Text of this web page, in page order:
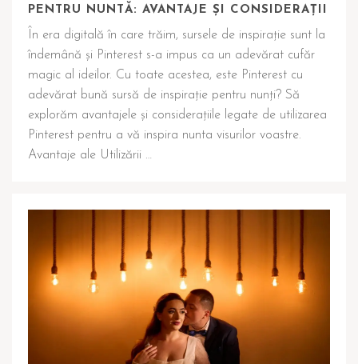
PENTRU NUNTĂ: AVANTAJE ȘI CONSIDERAȚII
În era digitală în care trăim, sursele de inspirație sunt la
îndemână și Pinterest s-a impus ca un adevărat cufăr
magic al ideilor. Cu toate acestea, este Pinterest cu
adevărat bună sursă de inspirație pentru nunți? Să
explorăm avantajele și considerațiile legate de utilizarea
Pinterest pentru a vă inspira nunta visurilor voastre.
Avantaje ale Utilizării …